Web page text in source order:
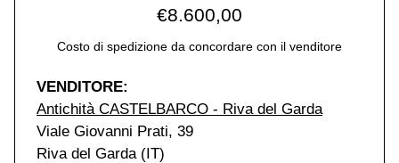
€8.600,00
Costo di spedizione da concordare con il venditore
VENDITORE:
Antichità CASTELBARCO - Riva del Garda
Viale Giovanni Prati, 39
Riva del Garda (IT)